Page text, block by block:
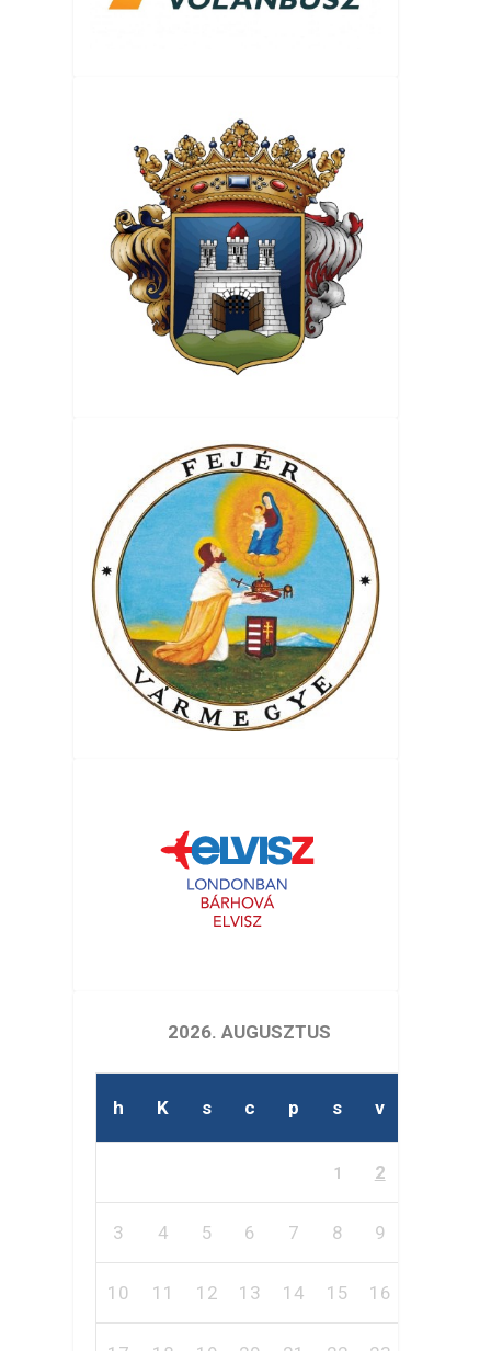
2026. AUGUSZTUS
h K s c p s v
1 2
3 4 5 6 7 8 9
10 11 12 13 14 15 16